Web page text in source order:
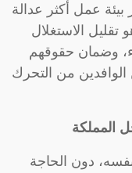
عمل أكثر عدالة
الاستغلال
وضمان حقوقهم
الوافدين من التحرك
المملكة
دون الحاجة